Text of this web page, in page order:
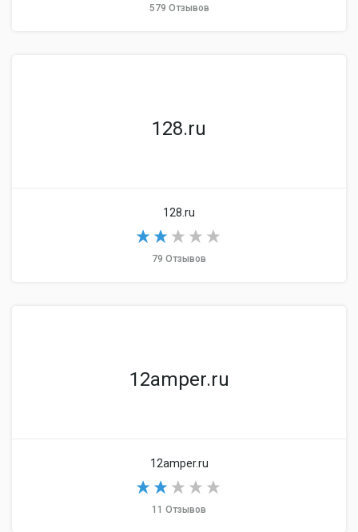
579 Отзывов
128.ru
128.ru
79 Отзывов
12amper.ru
12amper.ru
11 Отзывов